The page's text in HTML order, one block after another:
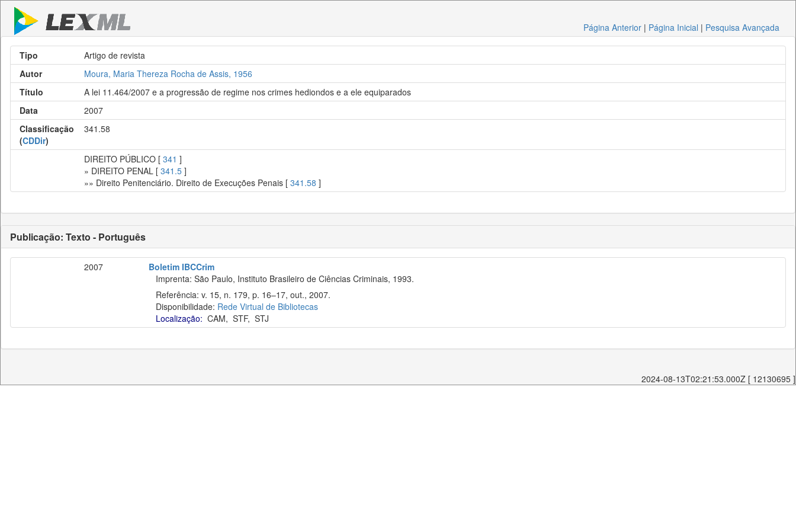
Página Anterior | Página Inicial | Pesquisa Avançada
Tipo
Artigo de revista
Autor
Moura, Maria Thereza Rocha de Assis, 1956
Título
A lei 11.464/2007 e a progressão de regime nos crimes hediondos e a ele equiparados
Data
2007
Classificação
(CDDir)
341.58
DIREITO PÚBLICO [ 341 ]
» DIREITO PENAL [ 341.5 ]
»» Direito Penitenciário. Direito de Execuções Penais [ 341.58 ]
Publicação: Texto - Português
2007
Boletim IBCCrim
Imprenta: São Paulo, Instituto Brasileiro de Ciências Criminais, 1993.
Referência: v. 15, n. 179, p. 16–17, out., 2007.
Disponibilidade: Rede Virtual de Bibliotecas
Localização: CAM, STF, STJ
2024-08-13T02:21:53.000Z [ 12130695 ]